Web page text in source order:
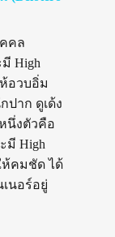
คล
มี High
อวบอิ่ม
าก ดูเด้ง
นึ่งตัวคือ
มี High
ห้คมชัด ได้
นอร์อยู่